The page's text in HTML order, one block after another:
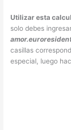
Utilizar esta
solo debes
casillas
especial, luego